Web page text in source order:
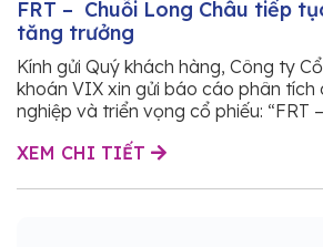
FRT – Chuỗi Long Châu tiếp
tăng trưởng
Kính gửi Quý khách hàng, Công ty
khoán VIX xin gửi báo cáo phân tích
nghiệp và triển vọng cổ phiếu: “FRT
XEM CHI TIẾT